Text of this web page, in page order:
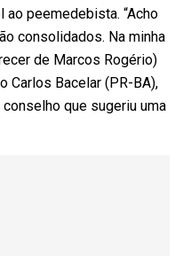
ao peemedebista. “Acho
consolidados. Na minha
de Marcos Rogério)
Carlos Bacelar (PR-BA),
que sugeriu uma